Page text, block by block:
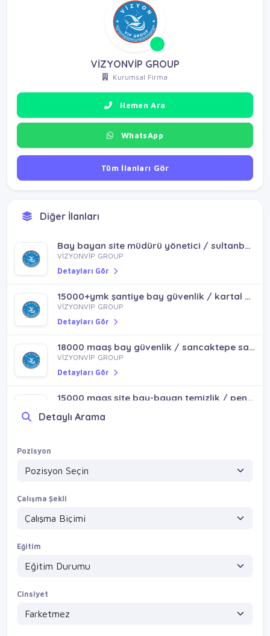
VİZYONVİP GROUP
Kurumsal Firma
Hemen Ara
WhatsApp
Tüm İlanları Gör
Diğer İlanları
Bay bayan site müdürü yönetici / sultanbeyli pendik
VİZYONVİP GROUP
Detayları Gör
15000+ymk şantiye bay güvenlik / kartal maltepe cevizli küçükyalı
VİZYONVİP GROUP
Detayları Gör
18000 maaş bay güvenlik / sancaktepe sarıgazi yenidoığan samandıra
VİZYONVİP GROUP
Detayları Gör
15000 maaş site bay-bayan temizlik / pendik sultanbeyli
Detayları Gör
Detayları Gör
Detaylı Arama
Pozisyon
Çalışma Şekli
Eğitim
Cinsiyet